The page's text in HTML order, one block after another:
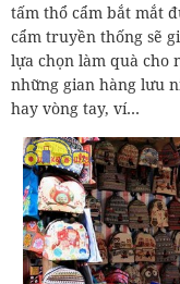
tấm thổ cẩm bắt mắt
cẩm truyền thống sẽ
lựa chọn làm quà cho
những gian hàng lưu
hay vòng tay, ví…